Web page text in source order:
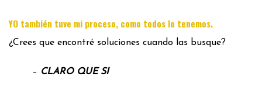
YO también tuve mi proceso, como todos lo tenemos.
¿Crees que encontré soluciones cuando las busque?
– CLARO QUE SI